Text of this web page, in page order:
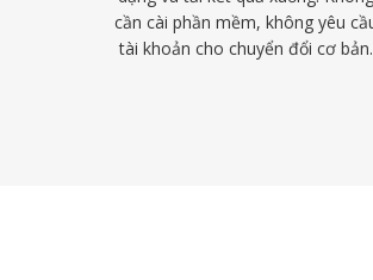
cần cài phần mềm, không yêu
tài khoản cho chuyển đổi cơ bản.